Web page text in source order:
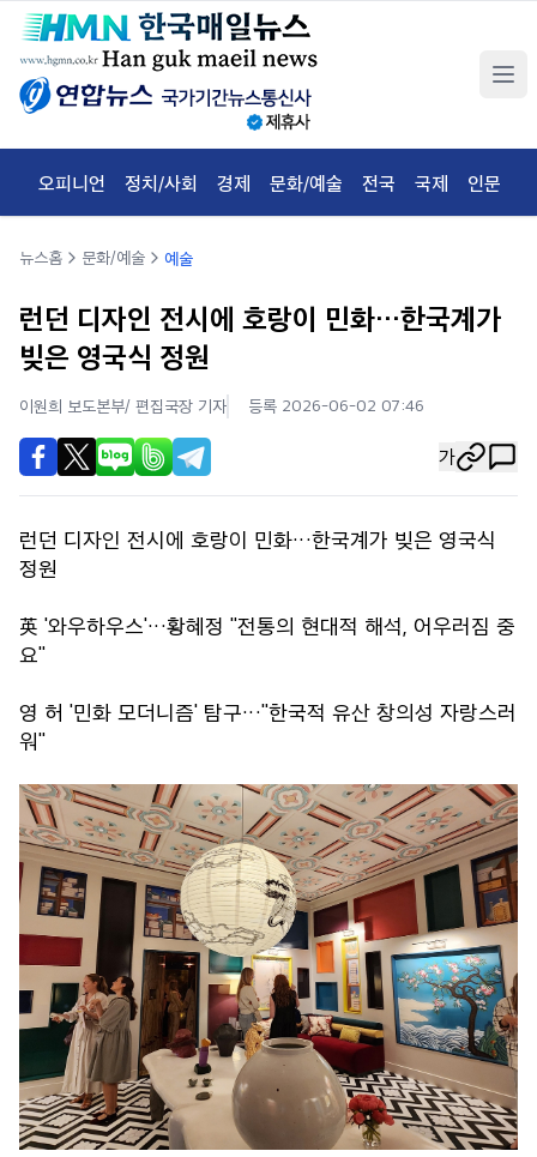
오피니언 정치/사회 경제 문화/예술 전국 국제 인문
뉴스홈 문화/예술 예술
런던 디자인 전시에 호랑이 민화…한국계가
빚은 영국식 정원
이원희 보도본부/ 편집국장 기자 등록 2026-06-02 07:46
가
런던 디자인 전시에 호랑이 민화…한국계가 빚은 영국식
정원
英 '와우하우스'…황혜정 "전통의 현대적 해석, 어우러짐 중
요"
영 허 '민화 모더니즘' 탐구…"한국적 유산 창의성 자랑스러
워"